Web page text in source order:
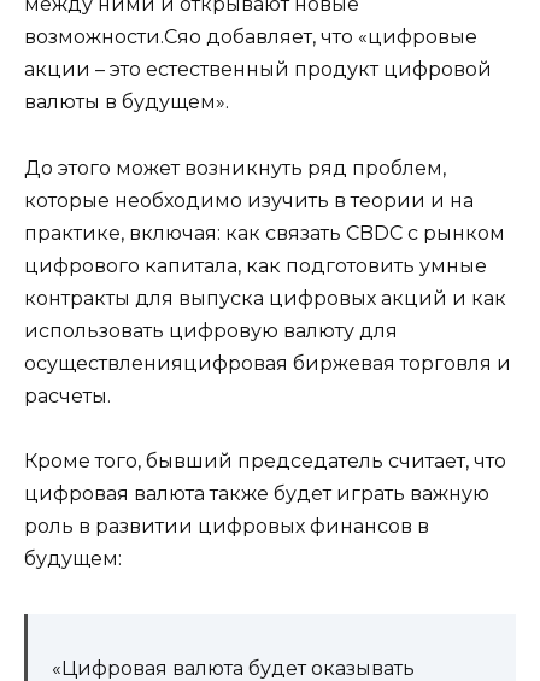
между ними и открывают новые
возможности.Сяо добавляет, что «цифровые
акции – это естественный продукт цифровой
валюты в будущем».
До этого может возникнуть ряд проблем,
которые необходимо изучить в теории и на
практике, включая: как связать CBDC с рынком
цифрового капитала, как подготовить умные
контракты для выпуска цифровых акций и как
использовать цифровую валюту для
осуществленияцифровая биржевая торговля и
расчеты.
Кроме того, бывший председатель считает, что
цифровая валюта также будет играть важную
роль в развитии цифровых финансов в
будущем:
«Цифровая валюта будет оказывать